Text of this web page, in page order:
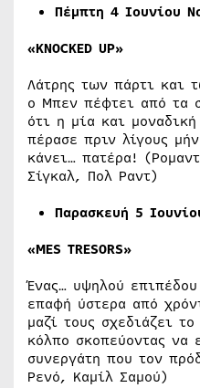
Πέμπτη 4 Ιουνίου
«KNOCKED UP»
Λάτρης των πάρτι και
ο Μπεν πέφτει από τα
ότι η μία και
πέρασε πριν λίγους
κάνει… πατέρα!
Σίγκαλ, Πολ Ραντ)
Παρασκευή 5
«MES TRESORS»
Ένας… υψηλού
επαφή ύστερα από
μαζί τους σχεδιάζει
κόλπο σκοπεύοντας να
συνεργάτη που τον
Ρενό, Καμίλ Σαμού)